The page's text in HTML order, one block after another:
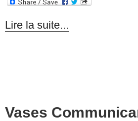
Lire la suite...
Vases